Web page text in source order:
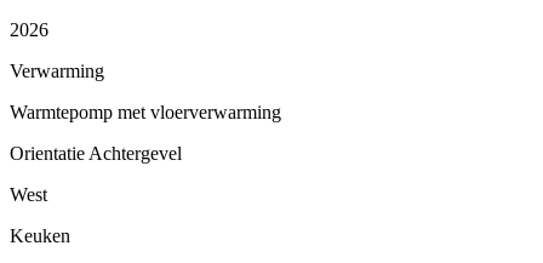
2026
Verwarming
Warmtepomp met vloerverwarming
Orientatie Achtergevel
West
Keuken